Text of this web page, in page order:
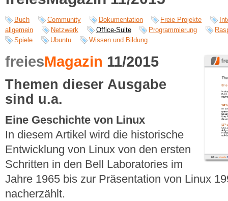
Buch Community Dokumentation Freie Projekte
allgemein
Netzwerk Office-Suite Programmierung
Spiele
Ubuntu Wissen und Bildung
freiesMagazin 11/2015
Themen dieser Ausgabe
sind u.a.
Eine Geschichte von Linux
In diesem Artikel wird die historische
Entwicklung von Linux von den ersten
Schritten in den Bell Laboratories im
Jahre 1965 bis zur Präsentation von Linux
nacherzählt.